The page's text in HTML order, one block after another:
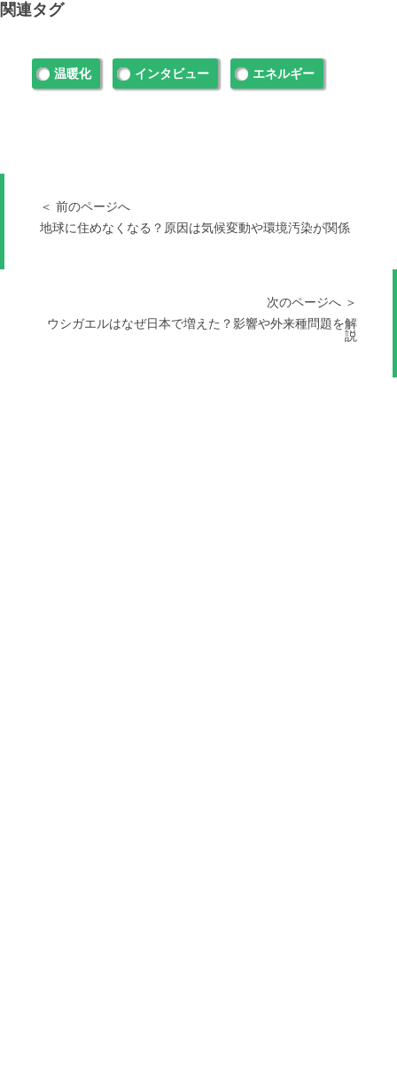
関連タグ
温暖化 インタビュー エネルギー
＜ 前のページへ
地球に住めなくなる？原因は気候変動や環境汚染が関係
次のページへ ＞
ウシガエルはなぜ日本で増えた？影響や外来種問題を解
説